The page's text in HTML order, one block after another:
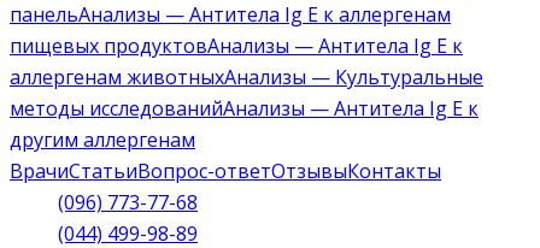
панельАнализы — Антитела Ig E к аллергенам
пищевых продуктовАнализы — Антитела Ig E к
аллергенам животныхАнализы — Культуральные
методы исследованийАнализы — Антитела Ig E к
другим аллергенам
ВрачиСтатьиВопрос-ответОтзывыКонтакты
(096) 773-77-68
(044) 499-98-89